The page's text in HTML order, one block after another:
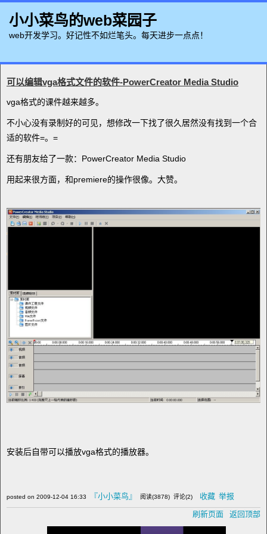
小小菜鸟的web菜园子
web开发学习。好记性不如烂笔头。每天进步一点点！
可以编辑vga格式文件的软件-PowerCreator Media Studio
vga格式的课件越来越多。
不小心没有录制好的可见，想修改一下找了很久居然没有找到一个合
适的软件=。=
还有朋友给了一款：PowerCreator Media Studio
用起来很方面，和premiere的操作很像。大赞。
安装后自带可以播放vga格式的播放器。
posted on 2009-12-04 16:33 『小小菜鸟』 阅读(3878) 评论(2) 收藏 举报
刷新页面
返回顶部